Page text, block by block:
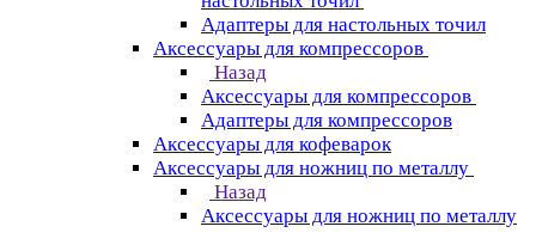
Адаптеры для настольных точил
Аксессуары для компрессоров
Назад
Аксессуары для компрессоров
Адаптеры для компрессоров
Аксессуары для кофеварок
Аксессуары для ножниц по металлу
Назад
Аксессуары для ножниц по металлу